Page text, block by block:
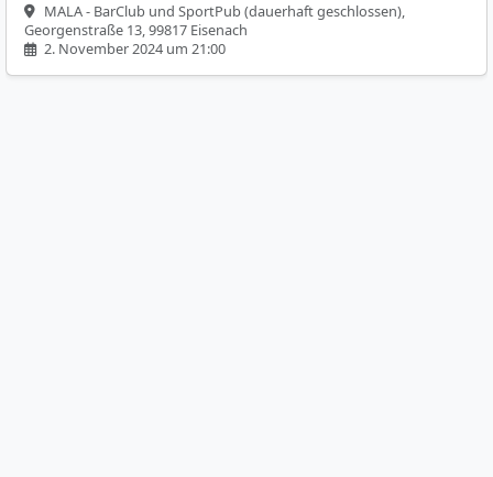
MALA - BarClub und SportPub (dauerhaft geschlossen),
Georgenstraße 13, 99817 Eisenach
2. November 2024 um 21:00